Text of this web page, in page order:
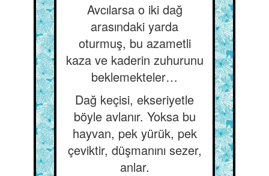
Avcılarsa o iki dağ
arasındaki yarda
oturmuş, bu azametli
kaza ve kaderin zuhurunu
beklemekteler…
Dağ keçisi, ekseriyetle
böyle avlanır. Yoksa bu
hayvan, pek yürük, pek
çeviktir, düşmanını sezer,
anlar.